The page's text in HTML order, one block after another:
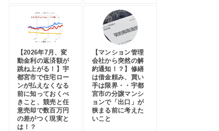
【2026年7月、変
動金利の返済額が
跳ね上がる！】宇
都宮市で住宅ロー
ンが払えなくなる
前に知っておくべ
きこと、競売と任
意売却で数百万円
の差がつく現実と
は！？
【マンション管理
会社から突然の解
約通知！？】修繕
は借金頼み、買い
手は限界・・宇都
宮市の分譲マンシ
ョンで「出口」が
狭まる前に考えた
いこと